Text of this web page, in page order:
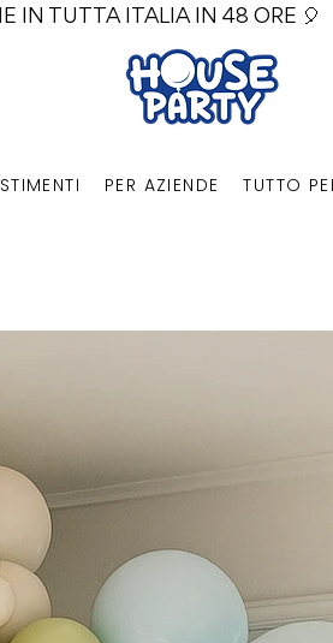
IN TUTTA ITALIA IN 48 ORE 🎈
PER AZIENDE TUTTO